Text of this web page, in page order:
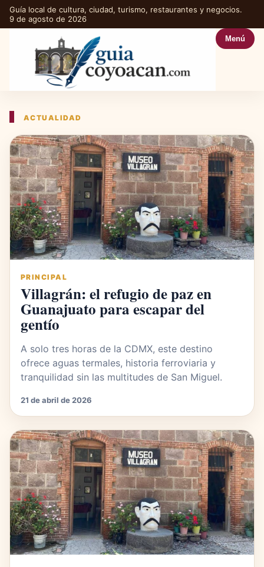
Guía local de cultura, ciudad, turismo, restaurantes y negocios.
9 de agosto de 2026
Menú
ACTUALIDAD
PRINCIPAL
Villagrán: el refugio de paz en
Guanajuato para escapar del
gentío
A solo tres horas de la CDMX, este destino
ofrece aguas termales, historia ferroviaria y
tranquilidad sin las multitudes de San Miguel.
21 de abril de 2026